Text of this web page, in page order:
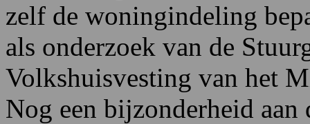
zelf de woningindeling
als onderzoek van de
Volkshuisvesting van het
Nog een bijzonderheid